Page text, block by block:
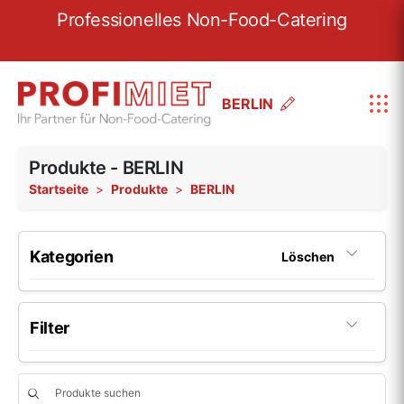
Non-Food-Catering Wir sind seit
BERLIN
Produkte - BERLIN
Startseite Produkte BERLIN
Kategorien Löschen
Porzellan 199
Filter
Hersteller
Beliebig